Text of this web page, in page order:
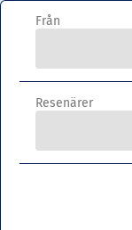
Från
Resenärer